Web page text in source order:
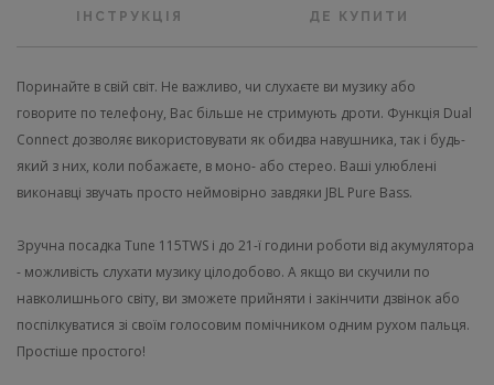
ІНСТРУКЦІЯ ДЕ КУПИТИ
Поринайте в свій світ. Не важливо, чи слухаєте ви музику або
говорите по телефону, Вас більше не стримують дроти. Функція Dual
Connect дозволяє використовувати як обидва навушника, так і будь-
який з них, коли побажаєте, в моно- або стерео. Ваші улюблені
виконавці звучать просто неймовірно завдяки JBL Pure Bass.
Зручна посадка Tune 115TWS і до 21-ї години роботи від акумулятора
- можливість слухати музику цілодобово. А якщо ви скучили по
навколишнього світу, ви зможете прийняти і закінчити дзвінок або
поспілкуватися зі своїм голосовим помічником одним рухом пальця.
Простіше простого!